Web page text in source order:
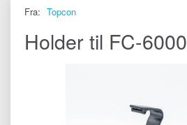
Fra: Topcon
Holder til FC-6000